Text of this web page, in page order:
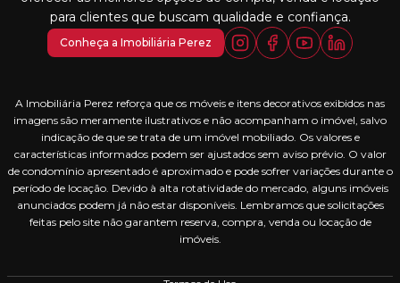
para clientes que buscam qualidade e confiança.
Conheça a Imobiliária Perez
A Imobiliária Perez reforça que os móveis e itens decorativos exibidos nas
imagens são meramente ilustrativos e não acompanham o imóvel, salvo
indicação de que se trata de um imóvel mobiliado. Os valores e
características informados podem ser ajustados sem aviso prévio. O valor
de condomínio apresentado é aproximado e pode sofrer variações durante o
período de locação. Devido à alta rotatividade do mercado, alguns imóveis
anunciados podem já não estar disponíveis. Lembramos que solicitações
feitas pelo site não garantem reserva, compra, venda ou locação de
imóveis.